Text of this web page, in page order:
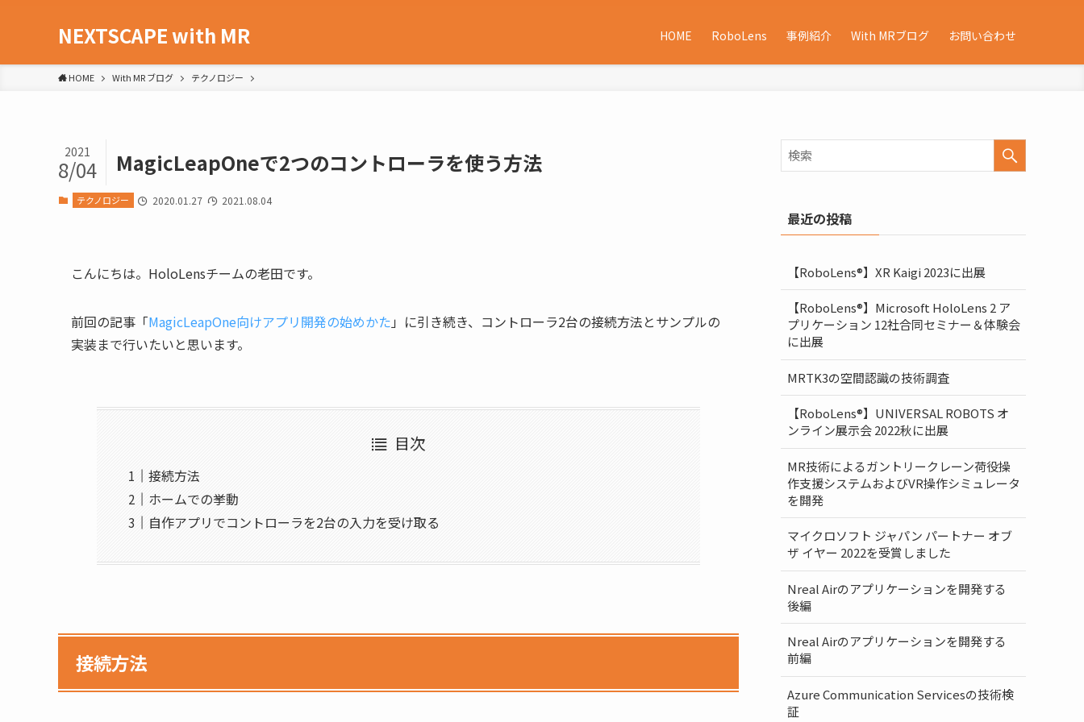
NEXTSCAPE with MR HOME RoboLens 事例紹介 With MRブログ お問い合わせ
HOME With MR ブログ テクノロジー
MagicLeapOneで2つのコントローラを使う方法
2021
8/04
テクノロジー 2020.01.27 2021.08.04
こんにちは。HoloLensチームの老田です。
前回の記事「MagicLeapOne向けアプリ開発の始めかた 」に引き続き、コントローラ2台の接続方法とサンプルの
実装まで行いたいと思います。
目次
接続方法
ホームでの挙動
自作アプリでコントローラを2台の入力を受け取る
接続方法
最近の投稿
【RoboLens®】XR Kaigi 2023に出展
【RoboLens®】Microsoft HoloLens 2 ア
プリケーション 12社合同セミナー＆体験会
に出展
MRTK3の空間認識の技術調査
【RoboLens®】UNIVERSAL ROBOTS オ
ンライン展示会 2022秋に出展
MR技術によるガントリークレーン荷役操
作支援システムおよびVR操作シミュレータ
を開発
マイクロソフト ジャパン パートナー オブ
ザ イヤー 2022を受賞しました
Nreal Airのアプリケーションを開発する
後編
Nreal Airのアプリケーションを開発する
前編
Azure Communication Servicesの技術検
証